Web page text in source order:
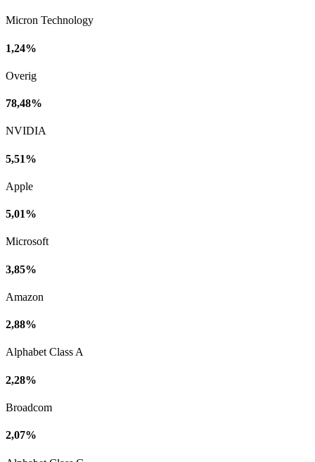
Micron Technology
1,24%
Overig
78,48%
NVIDIA
5,51%
Apple
5,01%
Microsoft
3,85%
Amazon
2,88%
Alphabet Class A
2,28%
Broadcom
2,07%